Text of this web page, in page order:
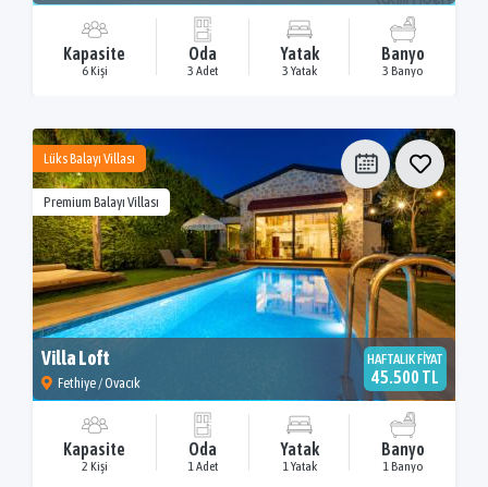
Kapasite
6 Kişi
Oda
3 Adet
Yatak
3 Yatak
Banyo
3 Banyo
Lüks Balayı Villası
Premium Balayı Villası
Villa Loft
Fethiye / Ovacık
HAFTALIK FİYAT
45.500 TL
Kapasite
2 Kişi
Oda
1 Adet
Yatak
1 Yatak
Banyo
1 Banyo